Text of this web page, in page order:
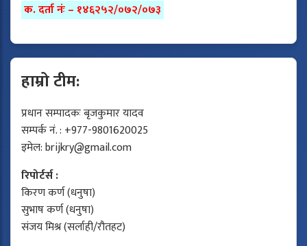
क. दर्ता नंः – १४६२५२/०७२/०७३
हाम्रो टीम:
प्रधान सम्पादकः बृजकुमार यादव
सम्पर्क नं. : +977-9801620025
इमेल:brijkry@gmail.com
रिपोर्टर्स :
किरण कर्ण (धनुषा)
सुभाष कर्ण (धनुषा)
संजय मिश्र (सर्लाही/रौतहट)